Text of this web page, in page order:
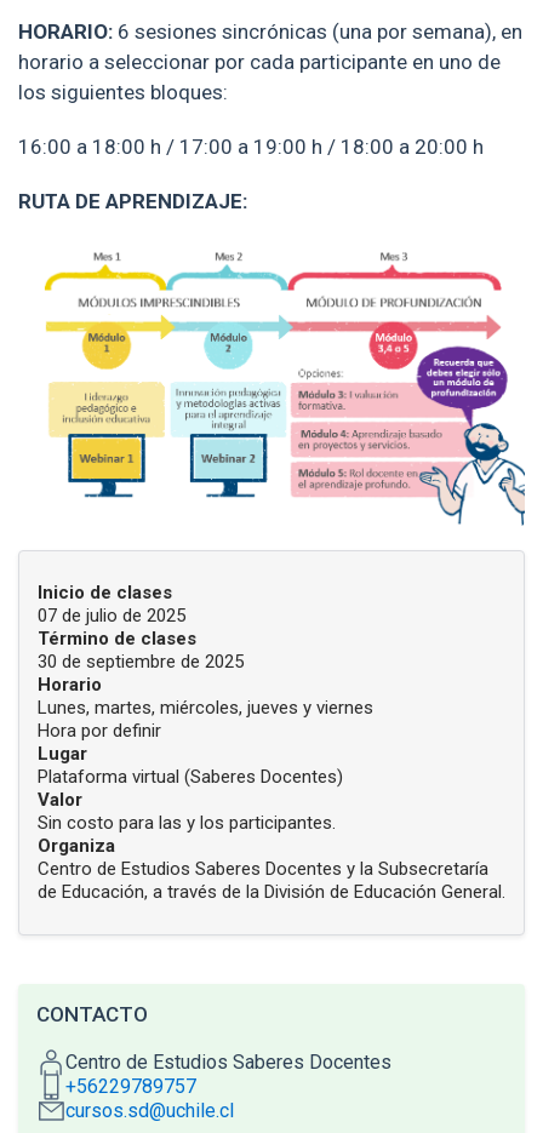
HORARIO: 6 sesiones sincrónicas (una por semana), en
horario a seleccionar por cada participante en uno de
los siguientes bloques:
16:00 a 18:00 h / 17:00 a 19:00 h / 18:00 a 20:00 h
RUTA DE APRENDIZAJE:
INFORMACIÓN DEL CURSO
Inicio de clases
07 de julio de 2025
Término de clases
30 de septiembre de 2025
Horario
Lunes, martes, miércoles, jueves y viernes
Hora por definir
Lugar
Plataforma virtual (Saberes Docentes)
Valor
Sin costo para las y los participantes.
Organiza
Centro de Estudios Saberes Docentes y la Subsecretaría
de Educación, a través de la División de Educación General.
CONTACTO
Centro de Estudios Saberes Docentes
+56229789757
cursos.sd@uchile.cl